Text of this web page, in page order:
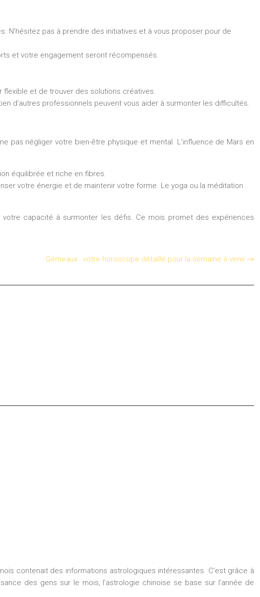
pas à prendre des initiatives et à vous proposer pour de
et votre engagement seront récompensés.
et de trouver des solutions créatives.
d’autres professionnels peuvent vous aider à surmonter les difficultés.
pas négliger votre bien-être physique et mental. L’influence de Mars en
équilibrée et riche en fibres.
votre énergie et de maintenir votre forme. Le yoga ou la méditation
capacité à surmonter les défis. Ce mois promet des expériences
Gémeaux : votre horoscope détaillé pour la semaine à venir
contenait des informations astrologiques intéressantes. C’est grâce à
des gens sur le mois, l’astrologie chinoise se base sur l’année de